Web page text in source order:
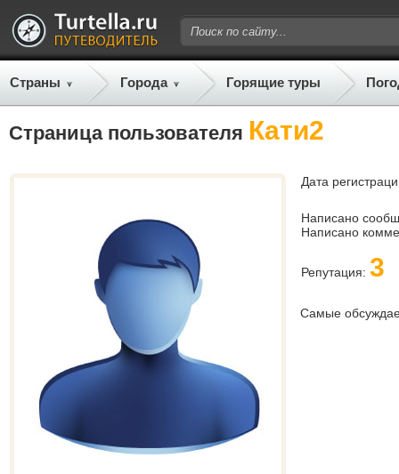
Страны Города Горящие туры
Страница пользователя Кати2
Дата
Написано
Написано
Репутация: 3
Самые